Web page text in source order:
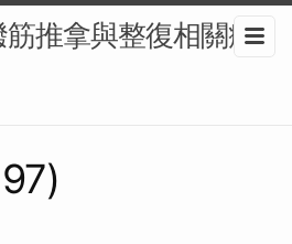
推拿與整復相關療